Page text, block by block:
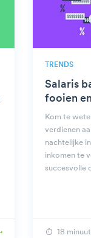
TRENDS
Salaris
fooien
Kom te
verdienen
nachtelijke
inkomen te
succesvolle
18